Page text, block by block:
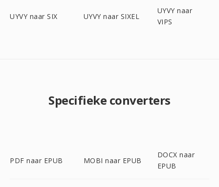
UYVY naar SIX UYVY naar SIXEL
UYVY naar
VIPS
Specifieke converters
PDF naar EPUB MOBI naar EPUB
DOCX naar
EPUB